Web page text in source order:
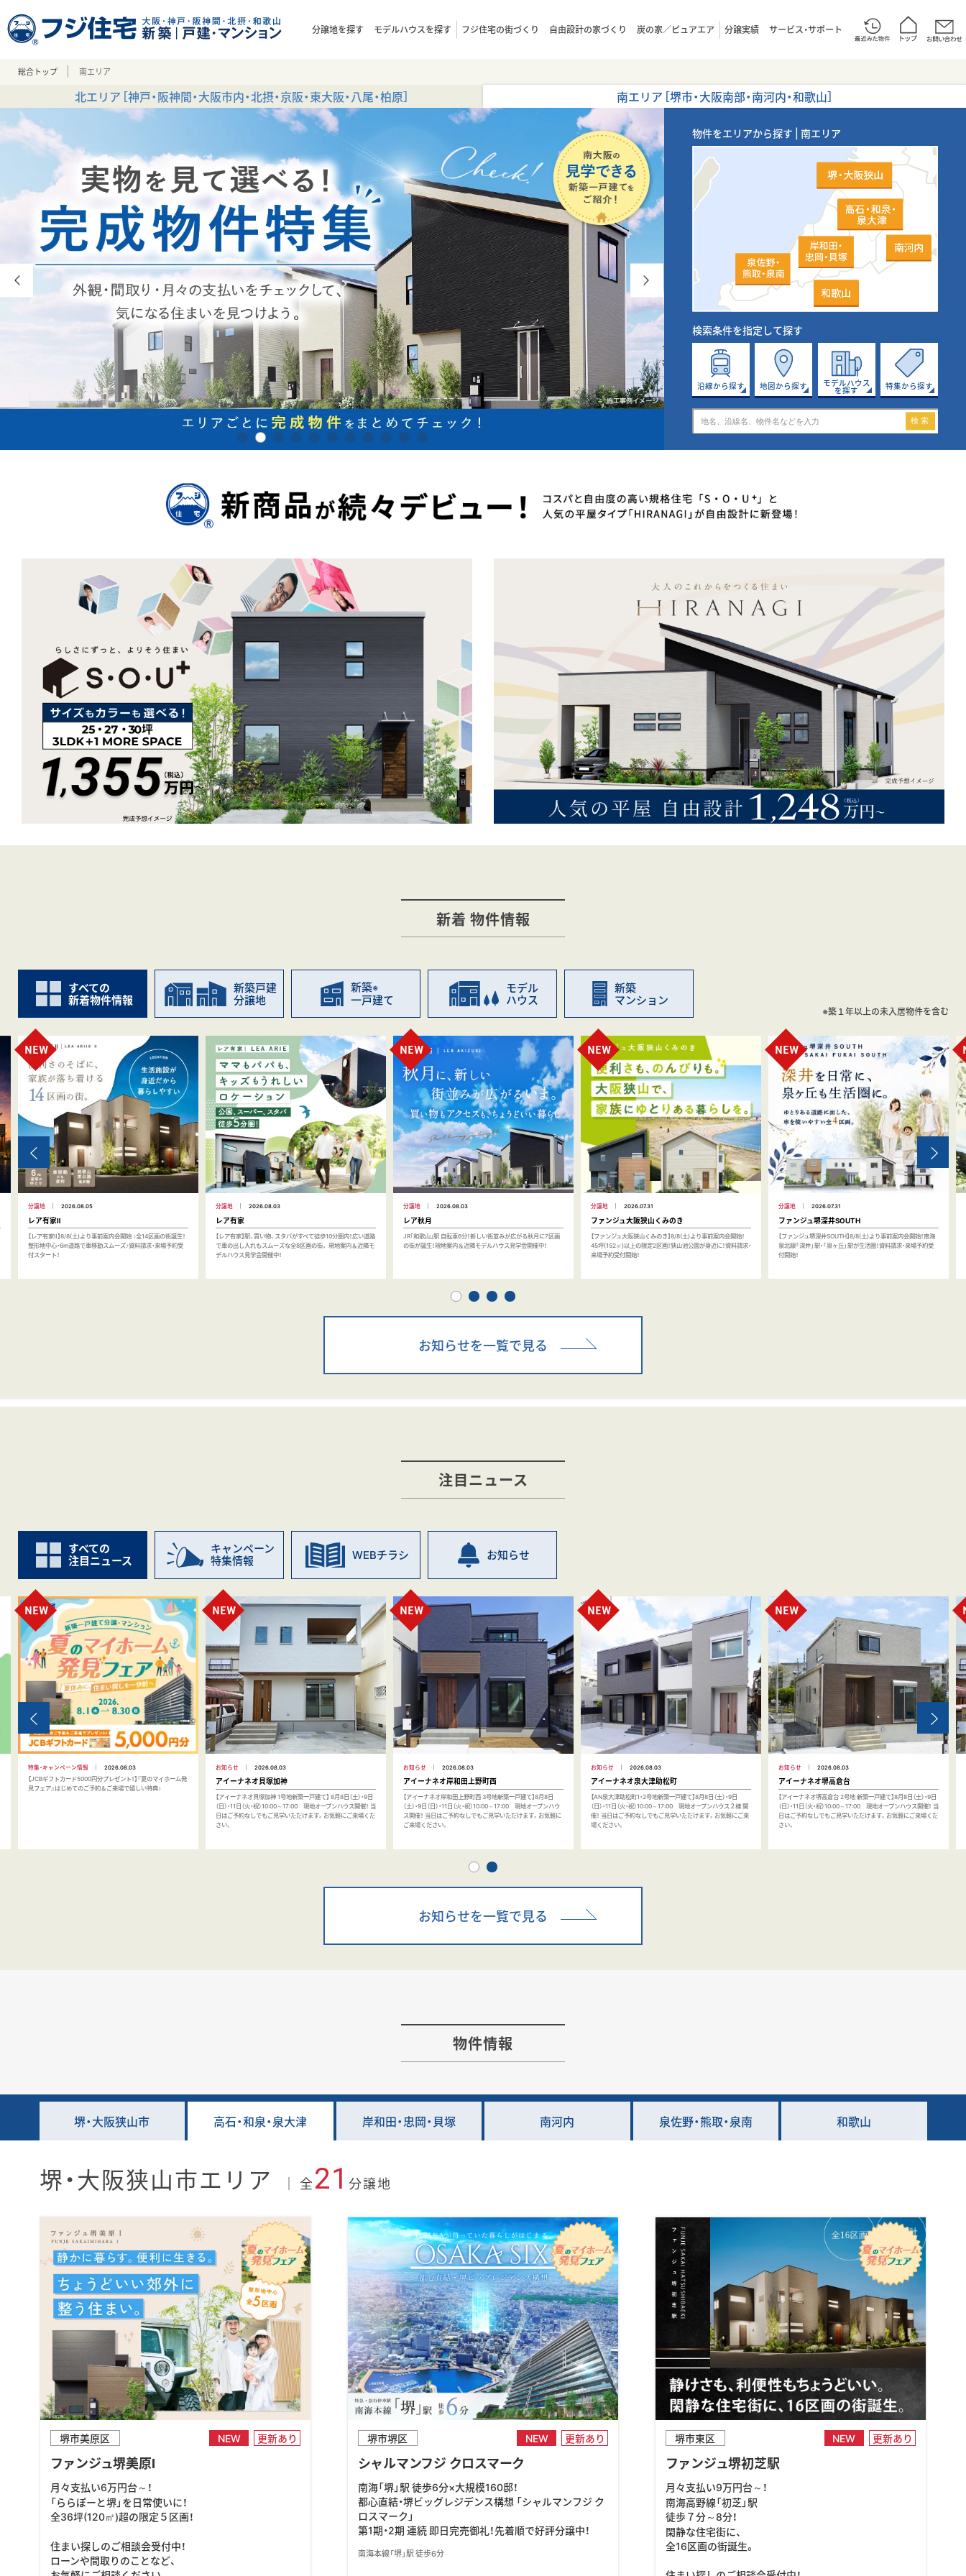
分譲地を探す モデルハウスを探す フジ住宅の街づくり 自由設計の家づくり 炭の家／ピュアエア 分譲実績 サービス・サポート
総合トップ 南エリア
北エリア ［神戸・阪神間・大阪市内・北摂・京阪・東大阪・八尾・柏原］ 南エリア ［堺市・大阪南部・南河内・和歌山］
物件をエリアから探す | 南エリア
検索条件を指定して探す
沿線から探す 地図から探す モデルハウス
を探す 特集から探す
新着 物件情報
すべての
新着物件情報
新築戸建
分譲地
新築※
一戸建て
モデル
ハウス
新築
マンション
※築１年以上の未入居物件を含む
分譲地 2026.08.05
レア有家Ⅱ
【レア有家Ⅱ】8/8(土)より事前案内会開始 ♪全14区画の街誕生！
整形地中心・6m道路で車移動スムーズ♪資料請求・来場予約受
付スタート！
分譲地 2026.08.03
レア有家
【レア有家】駅、買い物、スタバがすべて徒歩10分圏内！広い道路
で車の出し入れもスムーズな全8区画の街。 現地案内＆近隣モ
デルハウス見学会開催中！
分譲地 2026.08.03
レア秋月
JR｢和歌山｣駅 自転車6分！新しい街並みが広がる秋月に7区画
の街が誕生！現地案内＆近隣モデルハウス見学会開催中！
分譲地 2026.07.31
ファンジュ大阪狭山くみのき
【ファンジュ大阪狭山くみのき】8/8(土)より事前案内会開始！
45坪(152㎡)以上の限定2区画！狭山池公園が身近に！資料請求・
来場予約受付開始！
分譲地 2026.07.31
ファンジュ堺深井SOUTH
【ファンジュ堺深井SOUTH】8/8(土)より事前案内会開始！南海
泉北線「深井」駅・「泉ヶ丘」駅が生活圏！資料請求・来場予約受
付開始！
お知らせを一覧で見る
注目ニュース
すべての
注目ニュース
キャンペーン
特集情報 WEBチラシ お知らせ
特集・キャンペーン情報 2026.08.03
【JCBギフトカード5000円分プレゼント！】『夏のマイホーム発
見フェア』はじめてのご予約＆ご来場で嬉しい特典♪
お知らせ 2026.08.03
アイーナネオ貝塚加神
【アイーナネオ貝塚加神 1号地新築一戸建て】 8月8日（土）・9日
（日）・11日（火・祝）10:00～17:00 現地オープンハウス開催！ 当
日はご予約なしでもご見学いただけます。お気軽にご来場くだ
さい。
お知らせ 2026.08.03
アイーナネオ岸和田上野町西
【アイーナネオ岸和田上野町西 3号地新築一戸建て】8月8日
（土）・9日（日）・11日（火・祝）10:00～17:00 現地オープンハウ
ス開催！ 当日はご予約なしでもご見学いただけます。お気軽に
ご来場ください。
お知らせ 2026.08.03
アイーナネオ泉大津助松町
【AN泉大津助松町1・2号地新築一戸建て】8月8日（土）・9日
（日）・11日（火・祝）10:00～17:00 現地オープンハウス２棟 開
催！ 当日はご予約なしでもご見学いただけます。お気軽にご来
場ください。
お知らせ 2026.08.03
アイーナネオ堺高倉台
【アイーナネオ堺高倉台 2号地 新築一戸建て】8月8日（土）・9日
（日）・11日（火・祝）10:00～17:00 現地オープンハウス開催！ 当
日はご予約なしでもご見学いただけます。お気軽にご来場くだ
さい。
お知らせを一覧で見る
物件情報
堺・大阪狭山市 高石・和泉・泉大津 岸和田・忠岡・貝塚 南河内 泉佐野・熊取・泉南 和歌山
堺・大阪狭山市エリア 全21 分譲地
更新あり
NEW
堺市美原区
ファンジュ堺美原Ⅰ
月々支払い6万円台～！
「ららぽーと堺」を日常使いに！
全36坪(120㎡)超の限定５区画！
住まい探しのご相談会受付中！
ローンや間取りのことなど、
更新あり
NEW
堺市堺区
シャルマンフジ クロスマーク
南海「堺」駅 徒歩6分×大規模160邸！
都心直結・堺ビッグレジデンス構想 「シャルマンフジ ク
ロスマーク」
第1期・2期 連続 即日完売御礼！先着順で好評分譲中！
南海本線「堺」駅 徒歩6分
更新あり
NEW
堺市東区
ファンジュ堺初芝駅
月々支払い9万円台～！
南海高野線「初芝」駅
徒歩７分～8分！
閑静な住宅街に、
全16区画の街誕生。